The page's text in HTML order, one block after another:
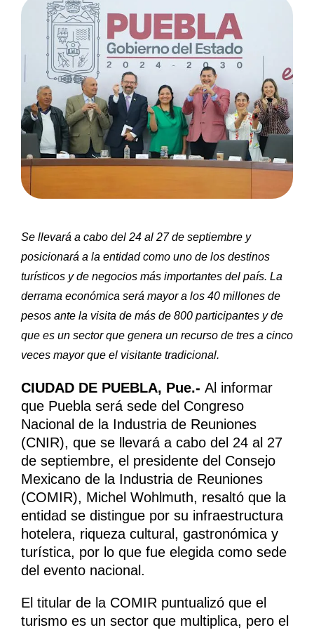
Se llevará a cabo del 24 al 27 de septiembre y
posicionará a la entidad como uno de los destinos
turísticos y de negocios más importantes del país. La
derrama económica será mayor a los 40 millones de
pesos ante la visita de más de 800 participantes y de
que es un sector que genera un recurso de tres a cinco
veces mayor que el visitante tradicional.
CIUDAD DE PUEBLA, Pue.- Al informar
que Puebla será sede del Congreso
Nacional de la Industria de Reuniones
(CNIR), que se llevará a cabo del 24 al 27
de septiembre, el presidente del Consejo
Mexicano de la Industria de Reuniones
(COMIR), Michel Wohlmuth, resaltó que la
entidad se distingue por su infraestructura
hotelera, riqueza cultural, gastronómica y
turística, por lo que fue elegida como sede
del evento nacional.
El titular de la COMIR puntualizó que el
turismo es un sector que multiplica, pero el